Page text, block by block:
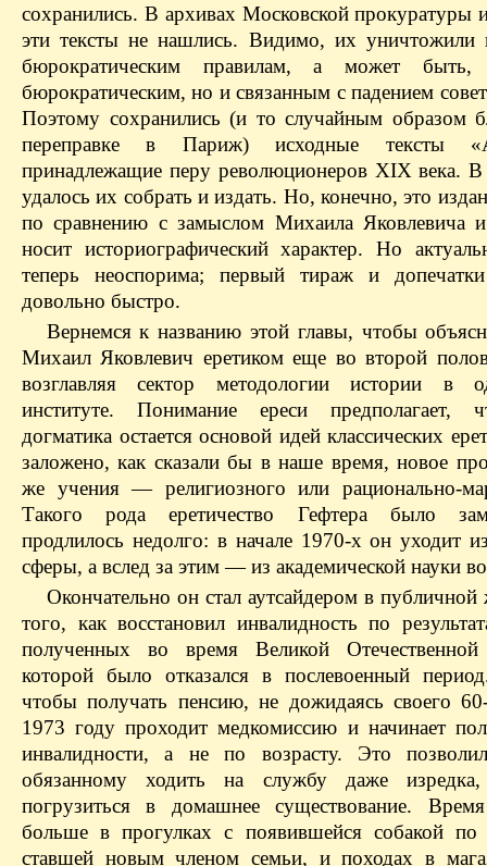
сохранились. В архивах Московской
эти тексты не нашлись. Видимо, их уничтожили
бюрократическим правилам, а может быть,
бюрократическим, но и связанным с падением
Поэтому сохранились (и то случайным образом
переправке в Париж) исходные тексты
принадлежащие перу революционеров XIX века.
удалось их собрать и издать. Но, конечно, это
по сравнению с замыслом Михаила Яковлевича
носит историографический характер. Но
теперь неоспорима; первый тираж и
довольно быстро.
Вернемся к названию этой главы, чтобы
Михаил Яковлевич еретиком еще во второй
возглавляя сектор методологии истории в
институте. Понимание ереси предполагает,
догматика остается основой идей классических
заложено, как сказали бы в наше время, новое
же учения — религиозного или рационально-
Такого рода еретичество Гефтера было
продлилось недолго: в начале 1970-х он уходит
сферы, а вслед за этим — из академической науки
Окончательно он стал аутсайдером в публичной
того, как восстановил инвалидность по
полученных во время Великой
которой было отказался в послевоенный
чтобы получать пенсию, не дожидаясь своего
1973 году проходит медкомиссию и начинает
инвалидности, а не по возрасту. Это
обязанному ходить на службу даже изредка,
погрузиться в домашнее существование.
больше в прогулках с появившейся собакой
ставшей новым членом семьи, и походах в